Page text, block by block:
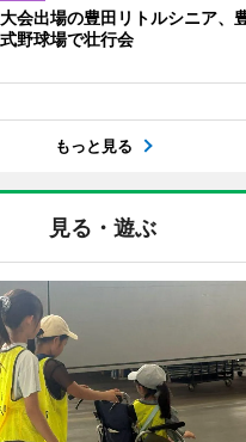
会出場の豊田リトルシニア、
野球場で壮行会
もっと見る
見る・遊ぶ